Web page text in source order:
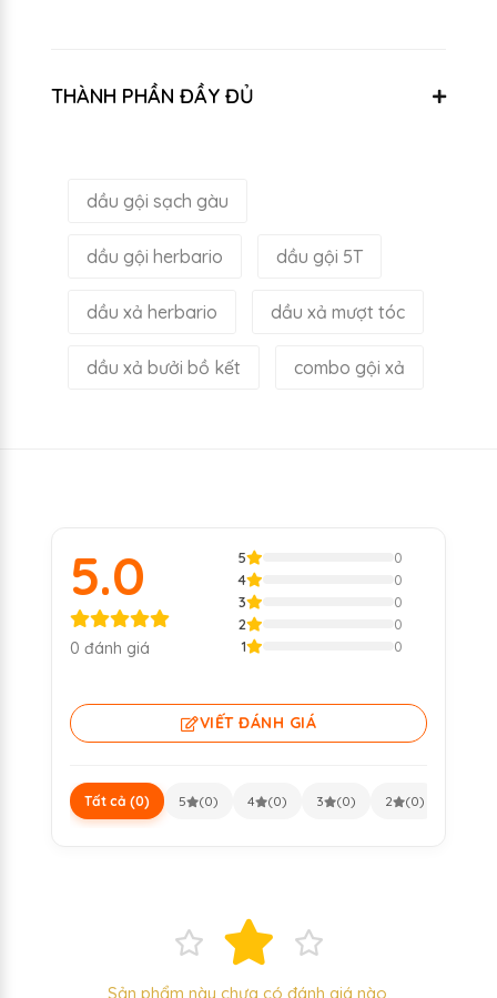
THÀNH PHẦN ĐẦY ĐỦ
dầu gội sạch gàu
dầu gội herbario dầu gội 5T
dầu xả herbario dầu xả mượt tóc
dầu xả bưởi bồ kết combo gội xả
5.0
0 đánh giá
5
0
4
0
3
0
2
0
1
0
VIẾT ĐÁNH GIÁ
Tất cả (0) 5 (0) 4 (0) 3 (0) 2 (0)
Sản phẩm này chưa có đánh giá nào.